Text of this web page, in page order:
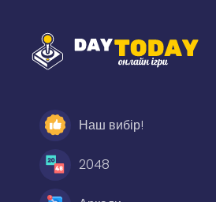
Наш вибір!
2048